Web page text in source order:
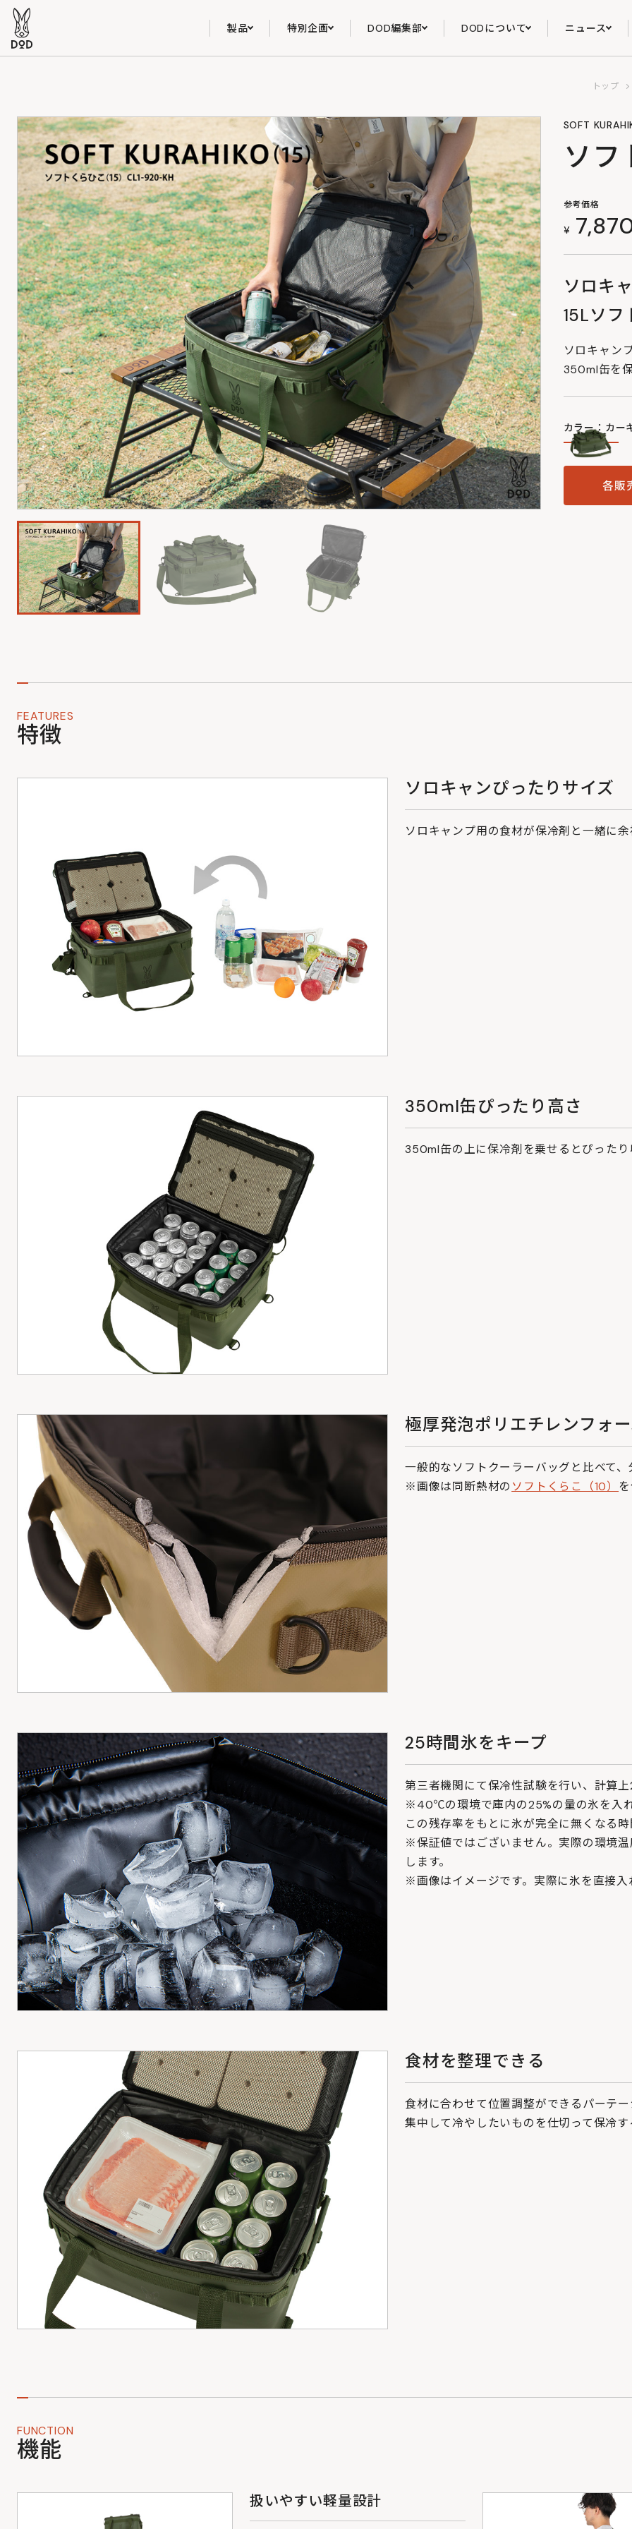
製品 特別企画 DOD編集部 DODについて ニュース
トップ
SOFT
ソフ
参考価格
¥
ソロキ
15Lソフ
ソロキャン
350ml缶を
カラー：カー
各販
FEATURES
特徴
ソロキャンぴったりサイズ
ソロキャンプ用の食材が保冷剤と一緒に余
350ml缶ぴったり高さ
350ml缶の上に保冷剤を乗せるとぴったり
極厚発泡ポリエチレンフォ
一般的なソフトクーラーバッグと比べて、
※画像は同断熱材の ソフトくらこ（10）
25時間氷をキープ
第三者機関にて保冷性試験を行い、計算
※40℃の環境で庫内の25%の量の氷を入
この残存率をもとに氷が完全に無くなる時
※保証値ではございません。実際の環境
します。
※画像はイメージです。実際に氷を直接入
食材を整理できる
食材に合わせて位置調整ができるパーテー
集中して冷やしたいものを仕切って保冷す
FUNCTION
機能
扱いやすい軽量設計